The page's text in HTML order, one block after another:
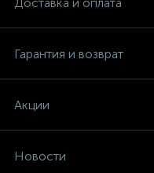
Гарантия и возврат
Акции
Новости